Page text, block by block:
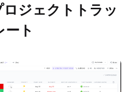
ジェクトトラッ
ート